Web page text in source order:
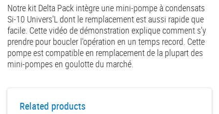
Notre kit Delta Pack intègre une mini-pompe à condensats
Si-10 Univers’L dont le remplacement est aussi rapide que
facile. Cette vidéo de démonstration explique comment s’y
prendre pour boucler l'opération en un temps record. Cette
pompe est compatible en remplacement de la plupart des
mini-pompes en goulotte du marché.
Related products